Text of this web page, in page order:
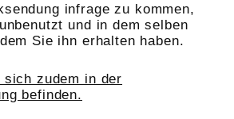
infrage zu kommen,
und in dem selben
Sie ihn erhalten haben.
zudem in der
befinden.